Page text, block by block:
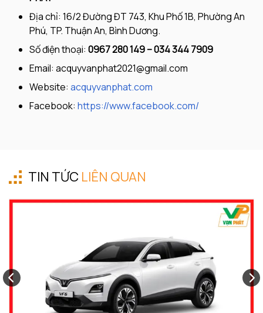
Địa chỉ: 16/2 Đường ĐT 743, Khu Phố 1B, Phường An
Phú, TP. Thuận An, Bình Dương.
Số điện thoại: 0967 280 149 – 034 344 7909
Email: acquyvanphat2021@gmail.com
Website: acquyvanphat.com
Facebook: https://www.facebook.com/
TIN TỨC LIÊN QUAN